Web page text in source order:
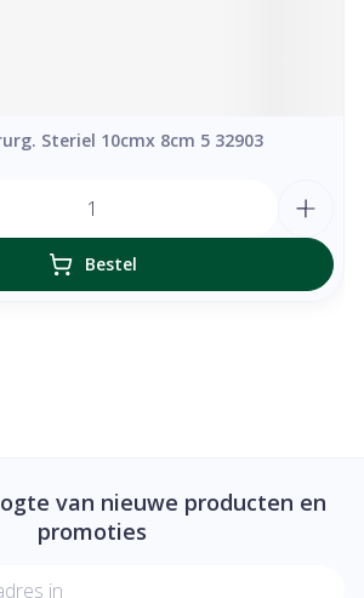
Steriel 10cmx 8cm 5 32903
Bestel
van nieuwe producten en
promoties